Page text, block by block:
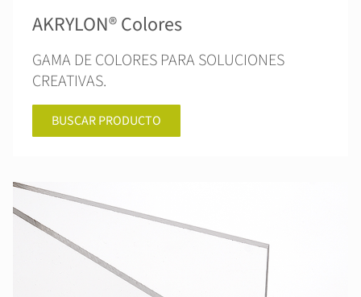
AKRYLON® Colores
GAMA DE COLORES PARA SOLUCIONES
CREATIVAS.
BUSCAR PRODUCTO